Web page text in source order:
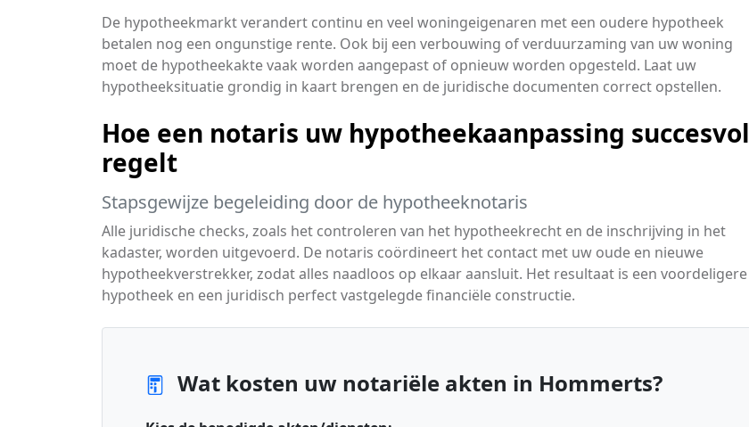
De hypotheekmarkt verandert continu en veel woningeigenaren met een oudere hypotheek
betalen nog een ongunstige rente. Ook bij een verbouwing of verduurzaming van uw woning
moet de hypotheekakte vaak worden aangepast of opnieuw worden opgesteld. Laat uw
hypotheeksituatie grondig in kaart brengen en de juridische documenten correct opstellen.
Hoe een notaris uw hypotheekaanpassing succesvol
regelt
Stapsgewijze begeleiding door de hypotheeknotaris
Alle juridische checks, zoals het controleren van het hypotheekrecht en de inschrijving in het
kadaster, worden uitgevoerd. De notaris coördineert het contact met uw oude en nieuwe
hypotheekverstrekker, zodat alles naadloos op elkaar aansluit. Het resultaat is een voordeligere
hypotheek en een juridisch perfect vastgelegde financiële constructie.
Wat kosten uw notariële akten in Hommerts?